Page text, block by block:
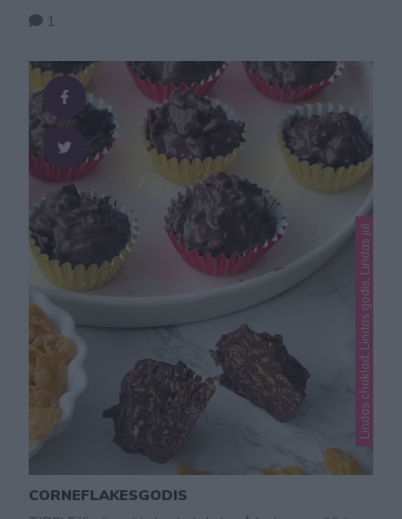
1
Lindas choklad, Lindas godis, Lindas jul
CORNEFLAKESGODIS